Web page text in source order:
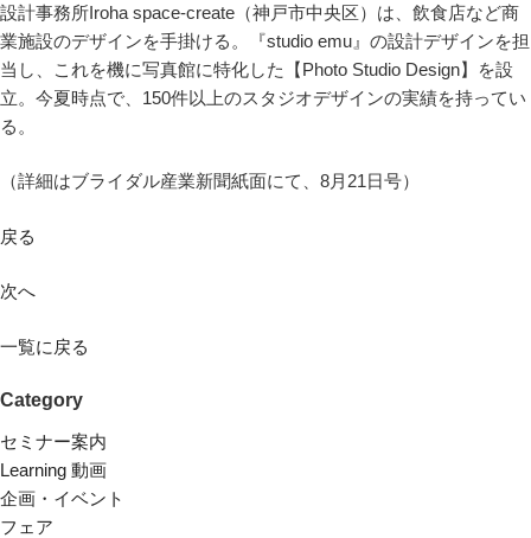
設計事務所Iroha space-create（神戸市中央区）は、飲食店など商
業施設のデザインを手掛ける。『studio emu』の設計デザインを担
当し、これを機に写真館に特化した【Photo Studio Design】を設
立。今夏時点で、150件以上のスタジオデザインの実績を持ってい
る。
（詳細はブライダル産業新聞紙面にて、8月21日号）
戻る
次へ
一覧に戻る
Category
セミナー案内
Learning 動画
企画・イベント
フェア